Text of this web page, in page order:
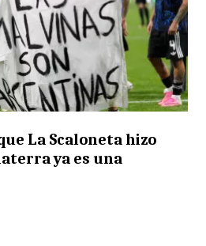
La Scaloneta hizo
ya es una